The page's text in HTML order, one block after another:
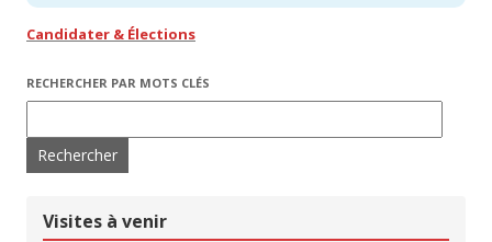
Candidater & Élections
RECHERCHER PAR MOTS CLÉS
Visites à venir